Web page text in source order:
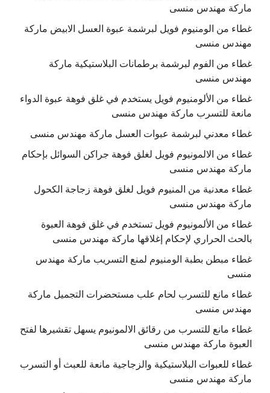
ماركة مهندس منسى
غطاء من الومنيوم فويل لبرشمة عبوة العسل الابيض ماركة
مهندس منسى
غطاء من الفوم لبرشمة برطمانات البلاستيكية ماركة
مهندس منسى
غطاء من الألومنيوم فويل يستخدم في غلق فوهة عبوة الدواء
مانعة للتسرب ماركة مهندس منسى
غطاء معدني لبرشمة عبوات العسل ماركة مهندس منسى
غطاء من الالمونيوم فويل لغلق فوهة جراكن السوائل بإحكام
ماركة مهندس منسى
غطاء معدنية من المنيوم فويل لغلق فوهة زجاجة الكحول
ماركة مهندس منسى
غطاء من الألمونيوم فويل تستخدم في غلق فوهة العبوة
بالحث الحراري لإحكام إغلاقها ماركة مهندس منسى
غطاء مبطن بطبة الومنيوم لمنع التسريب ماركة مهندس
منسى
غطاء مانع للتسرب لحام علب مستحضرات التجميل ماركة
مهندس منسى
غطاء مانع للتسرب من رقائق الالمونيوم يسهل تقشيرها لفتح
العبوة ماركة مهندس منسى
غطاء للعبوات البلاستيكية والزجاجية مانعة للعبث أو التسرب
ماركة مهندس منسى